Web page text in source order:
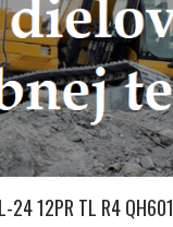
24 12PR TL R4 QH601